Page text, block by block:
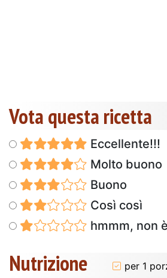
Vota questa ricetta
Eccellente!!!
Molto buono
Buono
Così così
hmmm, non
Nutrizione per 1